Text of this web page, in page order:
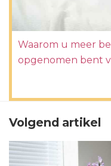
Waarom u meer
opgenomen bent
Volgend artikel